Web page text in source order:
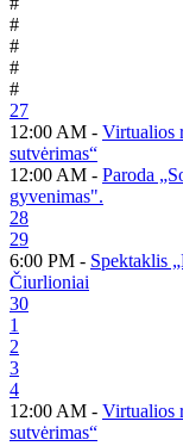
#
#
#
#
27
12:00 AM - Virtualios
sutvėrimas“
12:00 AM - Paroda
gyvenimas".
28
29
6:00 PM - Spektaklis
Čiurlioniai
30
1
2
3
4
12:00 AM - Virtualios
sutvėrimas“